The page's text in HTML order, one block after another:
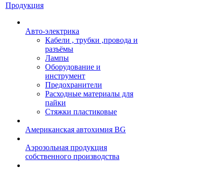
Продукция
Авто-электрика
Кабели , трубки ,провода и
разъёмы
Лампы
Оборудование и
инструмент
Предохранители
Расходные материалы для
пайки
Стяжки пластиковые
Американская автохимия BG
Аэрозольная продукция
собственного производства